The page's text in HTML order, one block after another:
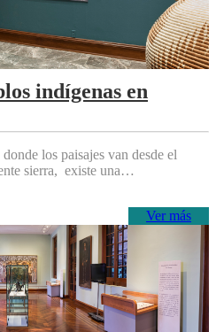
indígenas en
los paisajes van desde el
sierra, existe una…
Ver más